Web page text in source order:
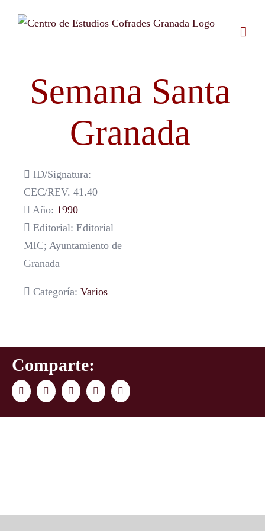
Semana Santa
Granada
ID/Signatura:
CEC/REV. 41.40
Año: 1990
Editorial: Editorial
MIC; Ayuntamiento de
Granada
Categoría: Varios
Comparte:
FacebookTwitter LinkedInWhatsAppCorreo
electrónico